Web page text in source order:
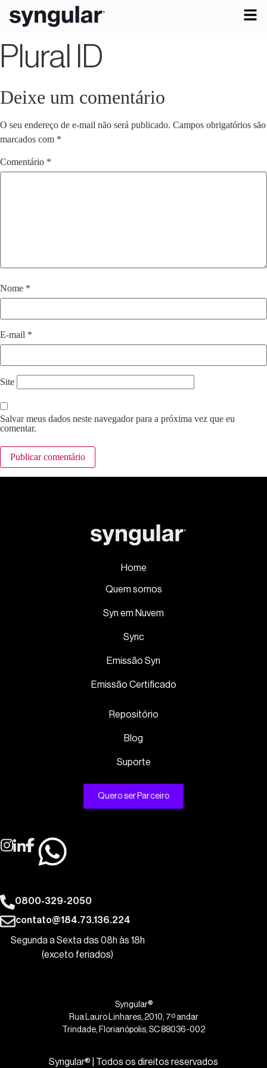
Plural ID
Deixe um comentário
O seu endereço de e-mail não será publicado. Campos obrigatórios são
marcados com *
Comentário *
Nome *
E-mail *
Site
Salvar meus dados neste navegador para a próxima vez que eu
comentar.
Home
Quem somos
Syn em Nuvem
Sync
Emissão Syn
Emissão Certificado
Repositório
Blog
Suporte
Quero ser Parceiro
0800-329-2050
contato@184.73.136.224
Segunda a Sexta das 08h às 18h
(exceto feriados)
Syngular®
Rua Lauro Linhares, 2010, 7º andar
Trindade, Florianópolis, SC 88036-002
Syngular® | Todos os direitos reservados